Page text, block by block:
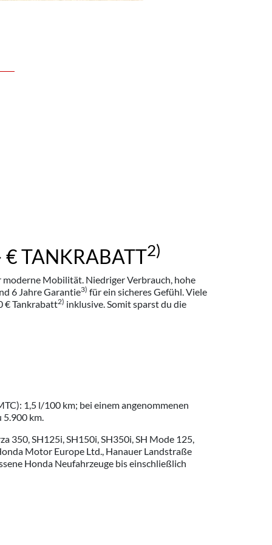
€ TANKRABATT2)
Mobilität. Niedriger Verbrauch, hohe
6 Jahre Garantie3) für ein sicheres Gefühl. Viele
€ Tankrabatt2) inklusive. Somit sparst du die
1,5 l/100 km; bei einem angenommenen
5.900 km.
350, SH125i, SH150i, SH350i, SH Mode 125,
Motor Europe Ltd., Hanauer Landstraße
Honda Neufahrzeuge bis einschließlich